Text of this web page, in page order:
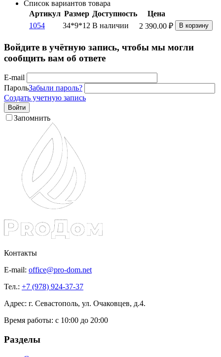
Список вариантов товара
Артикул Размер Доступность
Цена
1054
34*9*12 В наличии 2 390.00 ₽ В корзину
Войдите в учётную запись, чтобы мы могли
сообщить вам об ответе
E-mail
ПарольЗабыли пароль?
Создать учетную запись
Войти
Запомнить
Контакты
E-mail: office@pro-dom.net
Тел.: +7 (978) 924-37-37
Адрес: г. Севастополь, ул. Очаковцев, д.4.
Время работы: с 10:00 до 20:00
Разделы